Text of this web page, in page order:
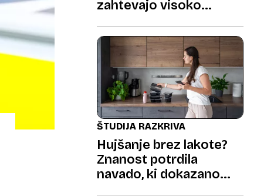
zahtevajo visoko
ŠTUDIJA RAZKRIVA
Hujšanje brez lakote?
Znanost potrdila
navado, ki dokazano